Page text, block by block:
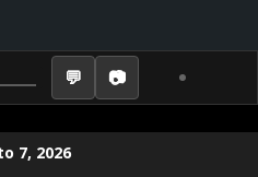
7, 2026